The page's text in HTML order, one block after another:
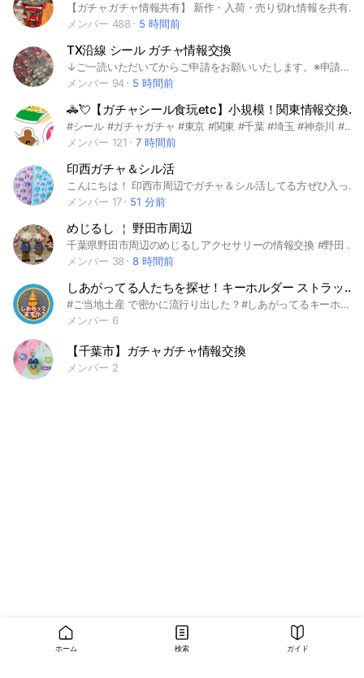
ホーム 検索 ガイド
【ガチャガチャ情報共有】 新作・入荷・売り切れ情報を共有するオプチャです！ 見つけたらどんどん投稿OK📍 【NG】 ・荒らし／悪口/喧嘩 ・個人情報 ・過度な宣伝 ・虚偽情報の投稿（デマ・嘘の入荷情報など） #千葉県 #市原市 #木更津市 #富津市 #ガチャガチャ #ガチャ活
メンバー 488
5 時間前
TX沿線 シール ガチャ情報交換
↓ご一読いただいてからご申請をお願いいたします。※申請された時点で、ルールをご確認・ご理解いただき、すべてご了承いただいたものと判断いたします。 つくばエクスプレス沿線での シール・ガチャガチャの情報交換用小規模オープンチャットです。少し離れた場所でもOK！(上野 西新井 北綾瀬 ソラマチ 新三郷 柏 等...) シールとガチャ、トークルームを分けずに運用しています。どちらかの情報のみ得たい方の参加はオススメしません。 ⚠️参加後1週間ほど発言の無い方、長期間発言のない方は定期整理の対象となります。ご理解お願いいたします。⚠️ マナーを守って楽しく利用しましょう！ 参加申請時の「よく探す駅は？」の質問についてですが、駅名ではなく 別の回答の記入の場合は、確認が取れないため承認をお断りしております。スムーズな承認のため、ご協力よろしくお願いいたします！ #シール #ボンボンドロップシール#プチドロップシール#うるちゅるシール#シール帳 #ガチャガチャ #めじるしアクセサリー #東京#千葉#埼玉#秋葉原 #新御徒町 #浅草 #南千住 #北千住 #青井 #六町 #八潮 #三郷中央 #南流山 #流山セントラルパーク #流山おおたかの森 #柏の葉キャンパス #柏たなか #守谷 #みらい平 #みどりの #万博記念公園 #研究学園 #つくば
メンバー 94
5 時間前
🚓💘【ガチャシール食玩etc】小規模！関東情報交換♻️⭐️
#シール #ガチャガチャ #東京 #関東 #千葉 #埼玉 #神奈川 #食玩 #ちいかわ #たまごっち #食玩 #情報交換
メンバー 121
7 時間前
印西ガチャ＆シル活
こんにちは！ 印西市周辺でガチャ＆シル活してる方ぜひ入ってください！！✨️ 情報共有し合ってたくさんガチャやシールゲットしましょう！！！ ※1週間に1回は発言お願いします🙏 入ったときは挨拶をお願いします🙏 #ガチャ#ガチャガチャ#ガチャポン#ガシャポン#ガチャ活#シル活#シール#ボンドロ#ボンボンドロップシール#うるちゅる#うるちゅるシール#シルパト#千葉県#千葉#印西市#印西#周辺
メンバー 17
51 分前
めじるし ￤ 野田市周辺
千葉県野田市周辺のめじるしアクセサリーの情報交換 #野田 #流山 #柏 #春日部 #松伏 #吉川 #越谷 #千葉 #埼玉 #めじるしアクセサリー #ガチャガチャ
メンバー 38
8 時間前
しあがってる人たちを探せ！キーホルダー ストラップ ガチャ ガシャ おもしろ かわいい コレクター💪🏼
#ご当地土産 で密かに流行り出した？#しあがってるキーホルダー？ストラップ？の #情報 ℹ️を #交換 しましょー！ 面白い、可愛い、気に入ったガチャの紹介も募集🐣 #しあがってる #仕上がってる #キーホルダー #ストラップ #おみやげ #物産展 #お土産 #コレクション #推し #収集 #集める #バズる #バエル #映える #ご当地 #キャラ #キャラクター #全国 #謎 #なぞ #団体 #ガチャ #ガシャ #ガチャポン #ガシャポン #ガチャガチャ #かわいい #面白い #などなど 北海道 青森 秋田 岩手 宮城 山形 福島 新潟 茨城 栃木 群馬 埼玉 千葉 東京 神奈川 山梨 長野 静岡 愛知 岐阜 富山 石川 福井 滋賀 三重 和歌山 京都 奈良 大阪 兵庫 鳥取 島根 広島 山口 香川 徳島 高知 愛媛 福岡 長崎 佐賀 大分 熊本 宮崎 鹿児島 沖縄 海外
メンバー 6
【千葉市】ガチャガチャ情報交換
メンバー 2